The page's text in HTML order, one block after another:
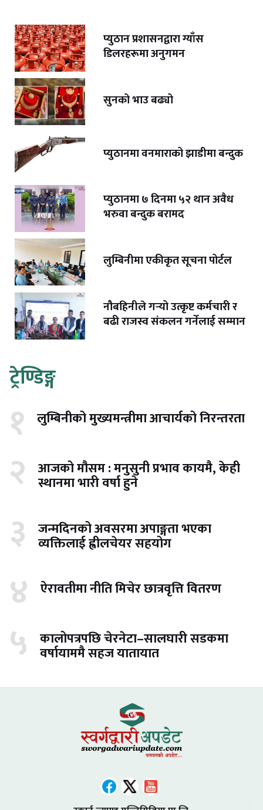
प्युठान प्रशासनद्वारा ग्याँस
डिलरहरूमा अनुगमन
सुनको भाउ बढ्यो
प्युठानमा वनमाराको झाडीमा बन्दुक
प्युठानमा ७ दिनमा ५२ थान अवैध
भरुवा बन्दुक बरामद
लुम्बिनीमा एकीकृत सूचना पोर्टल
नौबहिनीले गर्‍यो उत्कृष्ट कर्मचारी र
बढी राजस्व संकलन गर्नेलाई सम्मान
ट्रेण्डिङ्ग
१ लुम्बिनीको मुख्यमन्त्रीमा आचार्यको निरन्तरता
२ आजको मौसम : मनुसुनी प्रभाव कायमै, केही
स्थानमा भारी वर्षा हुने
३ जन्मदिनको अवसरमा अपाङ्गता भएका
व्यक्तिलाई ह्वीलचेयर सहयोग
४ ऐरावतीमा नीति मिचेर छात्रवृत्ति वितरण
५ कालोपत्रपछि चेरनेटा–सालघारी सडकमा
वर्षायाममै सहज यातायात